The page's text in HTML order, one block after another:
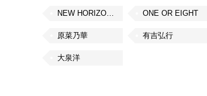
NEW HORIZON FEST ONE OR EIGHT
原菜乃華 有吉弘行
大泉洋